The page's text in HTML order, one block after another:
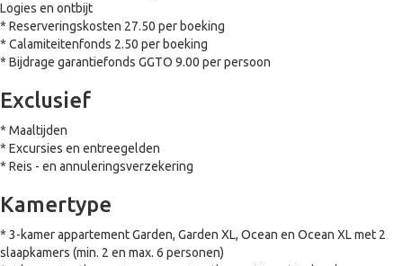
Logies en ontbijt
* Reserveringskosten 27.50 per boeking
* Calamiteitenfonds 2.50 per boeking
* Bijdrage garantiefonds GGTO 9.00 per persoon
Exclusief
* Maaltijden
* Excursies en entreegelden
* Reis - en annuleringsverzekering
Kamertype
* 3-kamer appartement Garden, Garden XL, Ocean en Ocean XL met 2
slaapkamers (min. 2 en max. 6 personen)